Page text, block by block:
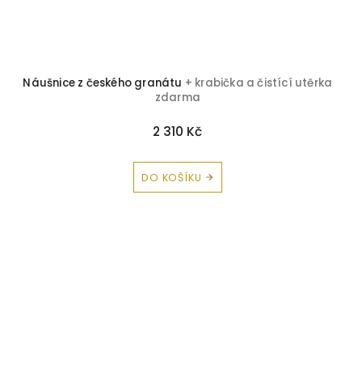
Náušnice z českého granátu + krabička a čistící utěrka
zdarma
2 310 Kč
DO KOŠÍKU